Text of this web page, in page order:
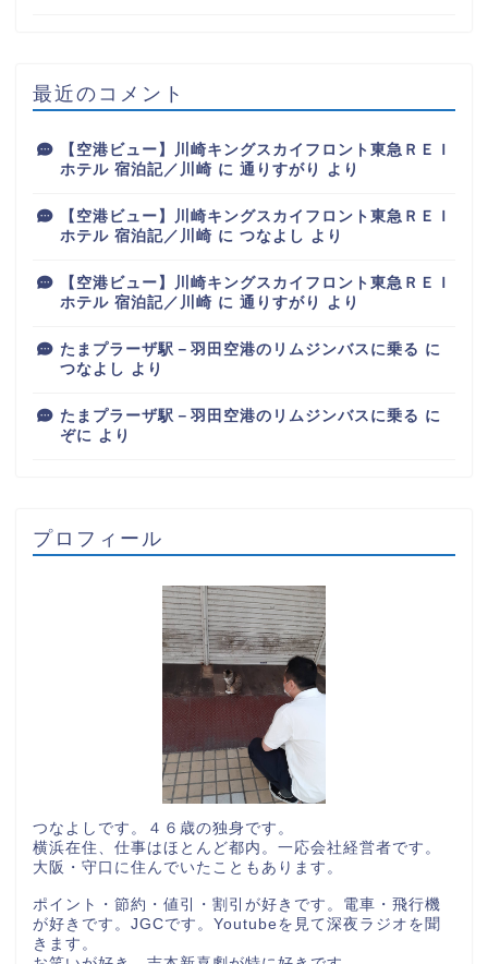
最近のコメント
【空港ビュー】川崎キングスカイフロント東急ＲＥＩ
ホテル 宿泊記／川崎 に 通りすがり より
【空港ビュー】川崎キングスカイフロント東急ＲＥＩ
ホテル 宿泊記／川崎 に つなよし より
【空港ビュー】川崎キングスカイフロント東急ＲＥＩ
ホテル 宿泊記／川崎 に 通りすがり より
たまプラーザ駅－羽田空港のリムジンバスに乗る に
つなよし より
たまプラーザ駅－羽田空港のリムジンバスに乗る に
ぞに より
プロフィール
つなよしです。４６歳の独身です。
横浜在住、仕事はほとんど都内。一応会社経営者です。
大阪・守口に住んでいたこともあります。
ポイント・節約・値引・割引が好きです。電車・飛行機
が好きです。JGCです。Youtubeを見て深夜ラジオを聞
きます。